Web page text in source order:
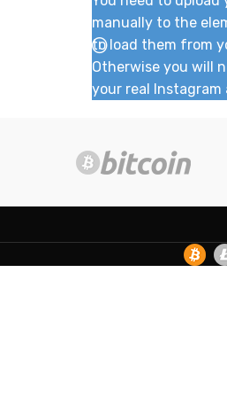
manually to the
to load them from
Otherwise you will
your real Instagram